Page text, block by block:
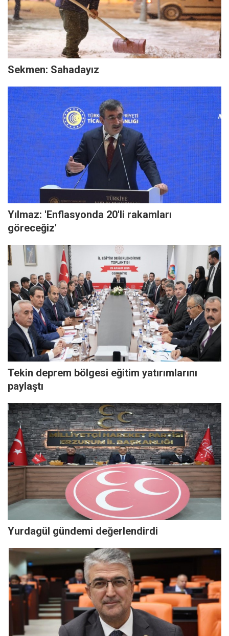
Sekmen: Sahadayız
Yılmaz: 'Enflasyonda 20'li rakamları
göreceğiz'
Tekin deprem bölgesi eğitim yatırımlarını
paylaştı
Yurdagül gündemi değerlendirdi